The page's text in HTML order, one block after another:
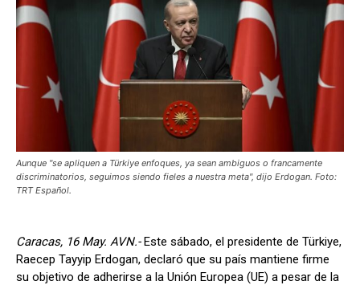
Aunque "se apliquen a Türkiye enfoques, ya sean ambiguos o francamente
discriminatorios, seguimos siendo fieles a nuestra meta", dijo Erdogan. Foto:
TRT Español.
Caracas, 16 May. AVN.-Este sábado, el presidente de Türkiye,
Raecep Tayyip Erdogan, declaró que su país mantiene firme
su objetivo de adherirse a la Unión Europea (UE) a pesar de la